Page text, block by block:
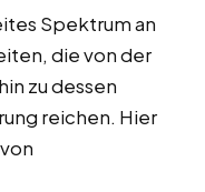
Spektrum an
die von der
zu dessen
reichen. Hier